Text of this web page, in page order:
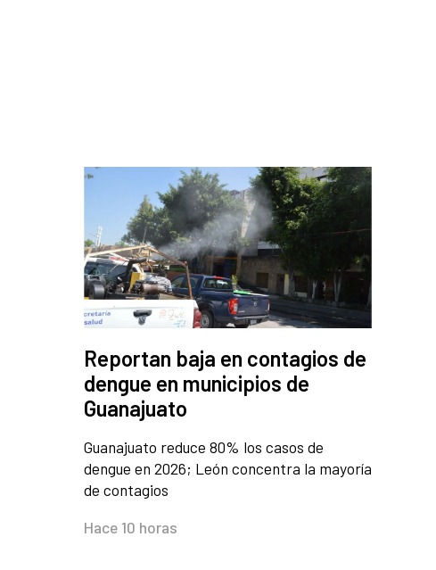
Reportan baja en contagios de
dengue en municipios de
Guanajuato
Guanajuato reduce 80% los casos de
dengue en 2026; León concentra la mayoría
de contagios
Hace 10 horas